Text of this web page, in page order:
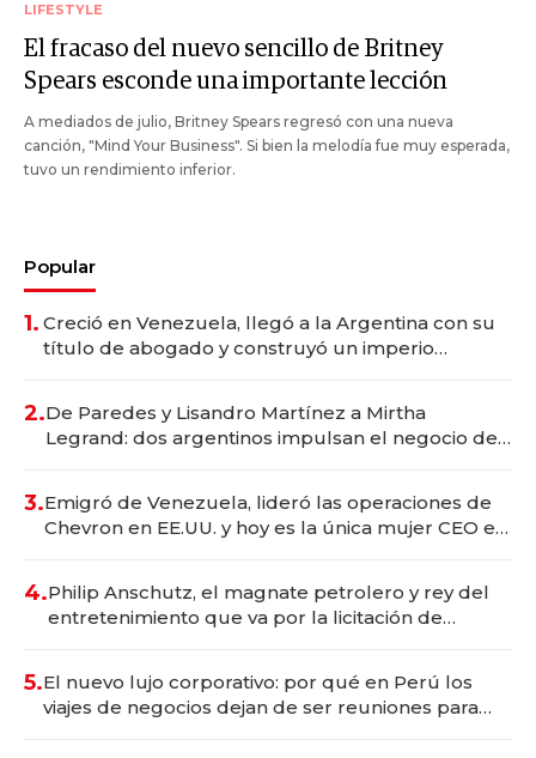
LIFESTYLE
El fracaso del nuevo sencillo de Britney
Spears esconde una importante lección
A mediados de julio, Britney Spears regresó con una nueva
canción, "Mind Your Business". Si bien la melodía fue muy esperada,
tuvo un rendimiento inferior.
Popular
1. Creció en Venezuela, llegó a la Argentina con su
título de abogado y construyó un imperio
2.De Paredes y Lisandro Martínez a Mirtha
Legrand: dos argentinos impulsan el negocio del
3.Emigró de Venezuela, lideró las operaciones de
Chevron en EE.UU. y hoy es la única mujer CEO en
4.Philip Anschutz, el magnate petrolero y rey del
entretenimiento que va por la licitación de
5.El nuevo lujo corporativo: por qué en Perú los
viajes de negocios dejan de ser reuniones para